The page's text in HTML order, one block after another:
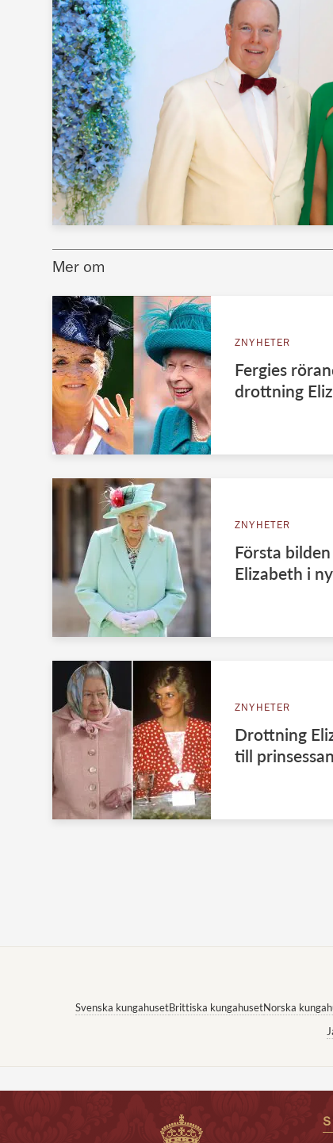
Mer om
ZNYHETER
Fergies
drottning
ZNYHETER
Första
Elizabeth i
ZNYHETER
Drottning
till
Svenska kungahusetBrittiska kungahusetNorska